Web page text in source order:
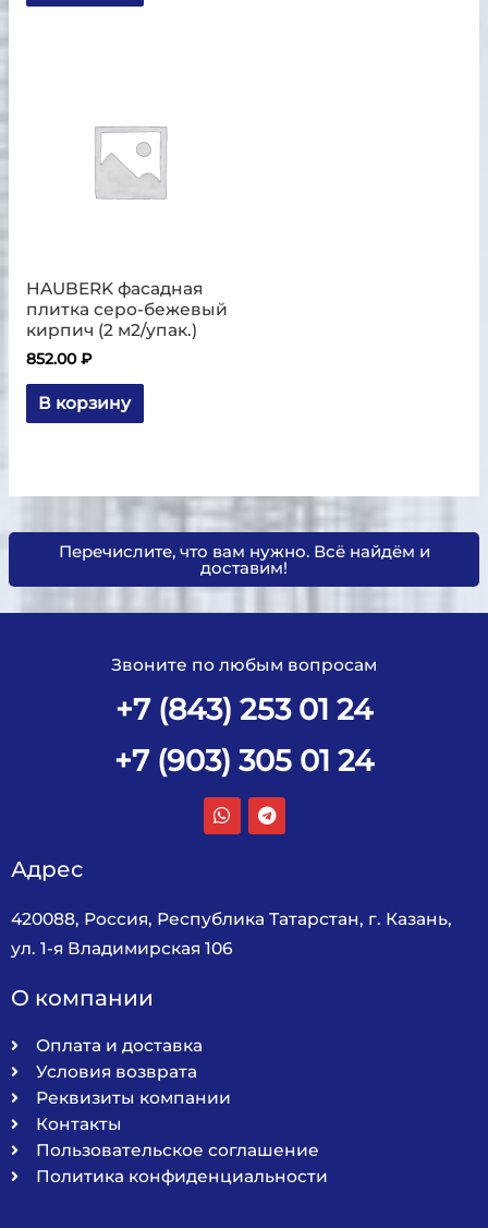
Перечислите, что вам нужно. Всё найдём и
доставим!
HAUBERK фасадная
плитка серо-бежевый
кирпич (2 м2/упак.)
852.00₽
В корзину
Звоните по любым вопросам
+7 (843) 253 01 24
+7 (903) 305 01 24
Адрес
420088, Россия, Республика Татарстан, г. Казань,
ул. 1-я Владимирская 106
О компании
Оплата и доставка
Условия возврата
Реквизиты компании
Контакты
Пользовательское соглашение
Политика конфиденциальности